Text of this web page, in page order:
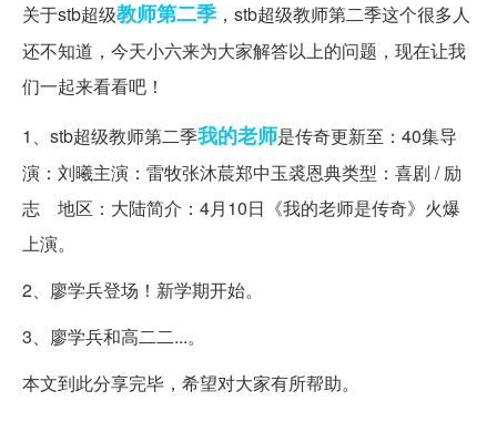
关于stb超级教师第二季 ，stb超级教师第二季这个很多人
还不知道，今天小六来为大家解答以上的问题，现在让我
们一起来看看吧！
1、stb超级教师第二季我的老师是传奇更新至：40集导
演：刘曦主演：雷牧张沐莀郑中玉裘恩典类型：喜剧 / 励
志 地区：大陆简介：4月10日《我的老师是传奇》火爆
上演。
2、廖学兵登场！新学期开始。
3、廖学兵和高二二...。
本文到此分享完毕，希望对大家有所帮助。